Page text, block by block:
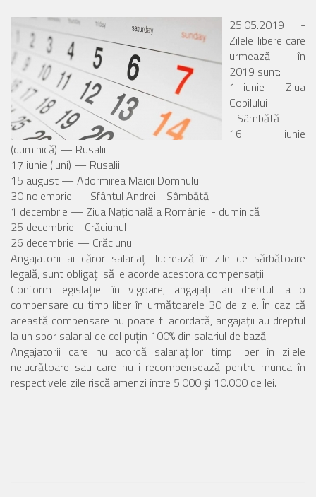
25.05.2019 -
Zilele libere care
urmează în
2019 sunt:
1 iunie - Ziua
Copilului
- Sâmbătă
16 iunie
(duminică) — Rusalii
17 iunie (luni) — Rusalii
15 august — Adormirea Maicii Domnului
30 noiembrie — Sfântul Andrei - Sâmbătă
1 decembrie — Ziua Naţională a României - duminică
25 decembrie - Crăciunul
26 decembrie — Crăciunul
Angajatorii ai căror salariaţi lucrează în zile de sărbătoare
legală, sunt obligaţi să le acorde acestora compensaţii.
Conform legislaţiei în vigoare, angajaţii au dreptul la o
compensare cu timp liber în următoarele 30 de zile. În caz că
această compensare nu poate fi acordată, angajaţii au dreptul
la un spor salarial de cel puţin 100% din salariul de bază.
Angajatorii care nu acordă salariaţilor timp liber în zilele
nelucrătoare sau care nu-i recompensează pentru munca în
respectivele zile riscă amenzi între 5.000 şi 10.000 de lei.